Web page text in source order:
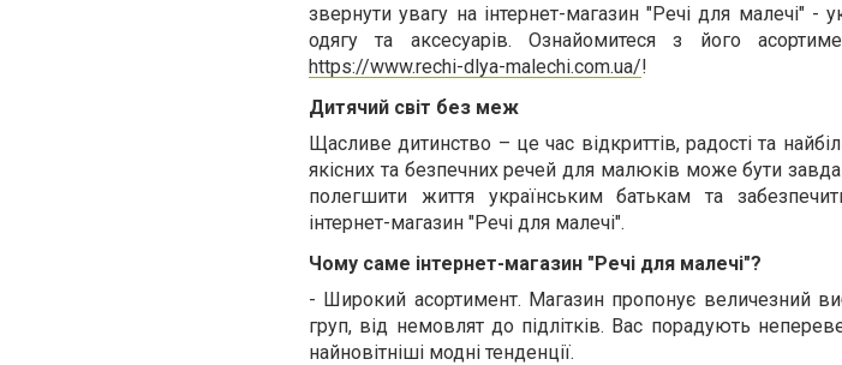
звернути увагу на інтернет-магазин "Речі для малечі" -
одягу та аксесуарів. Ознайомитеся з його
https://www.rechi-dlya-malechi.com.ua/!
Дитячий світ без меж
Щасливе дитинство – це час відкриттів, радості та
якісних та безпечних речей для малюків може бути
полегшити життя українським батькам та
інтернет-магазин "Речі для малечі".
Чому саме інтернет-магазин "Речі для малечі"?
- Широкий асортимент. Магазин пропонує величезний
груп, від немовлят до підлітків. Вас порадують
найновітніші модні тенденції.